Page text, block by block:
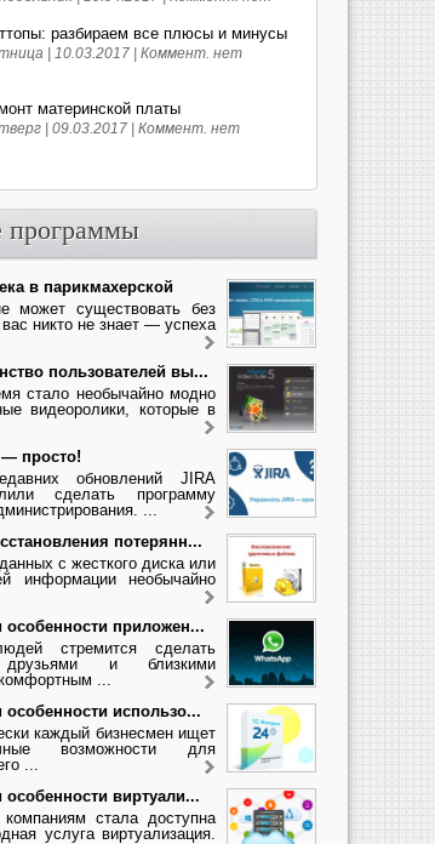
разбираем все плюсы и минусы
| 10.03.2017 | Коммент. нет
материнской платы
| 09.03.2017 | Коммент. нет
программы
в парикмахерской
может существовать без
никто не знает — успеха
пользователей вы...
стало необычайно модно
видеоролики, которые в
просто!
обновлений JIRA
сделать программу
...
потерянн...
с жесткого диска или
информации необычайно
особенности приложен...
стремится сделать
и близкими
...
использо...
каждый бизнесмен ищет
возможности для
...
виртуали...
стала доступна
услуга виртуализация.